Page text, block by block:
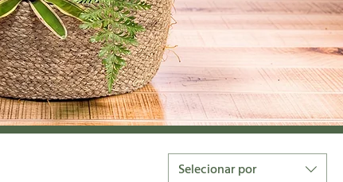
Selecionar por